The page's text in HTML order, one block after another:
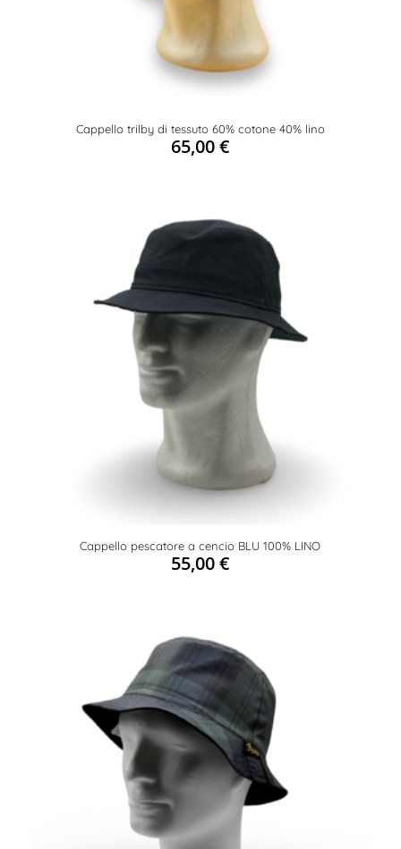
Cappello trilby di tessuto 60% cotone 40% lino
65,00€
Cappello pescatore a cencio BLU 100% LINO
55,00€